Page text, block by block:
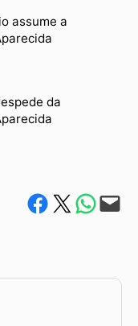
assume a
da
Compartilhe no Facebook
Compartilhe no Twitter
Compartile via
Envie via e-mail